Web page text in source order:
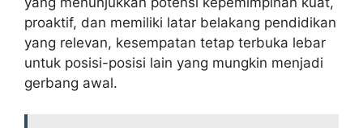
proaktif, dan memiliki latar belakang pendidikan
yang relevan, kesempatan tetap terbuka lebar
untuk posisi-posisi lain yang mungkin menjadi
gerbang awal.